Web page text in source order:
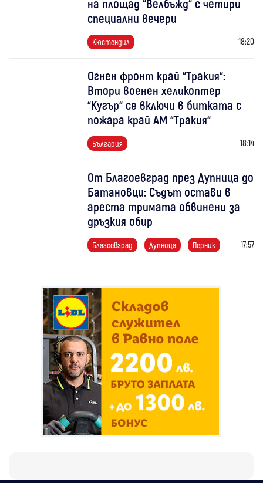
на площад “Велбъжд“ с четири
специални вечери
Кюстендил 18:20
Огнен фронт край “Тракия“:
Втори военен хеликоптер
“Кугър“ се включи в битката с
пожара край АМ “Тракия“
България 18:14
От Благоевград през Дупница до
Батановци: Съдът остави в
ареста тримата обвинени за
дръзкия обир
Благоевград Дупница Перник 17:57